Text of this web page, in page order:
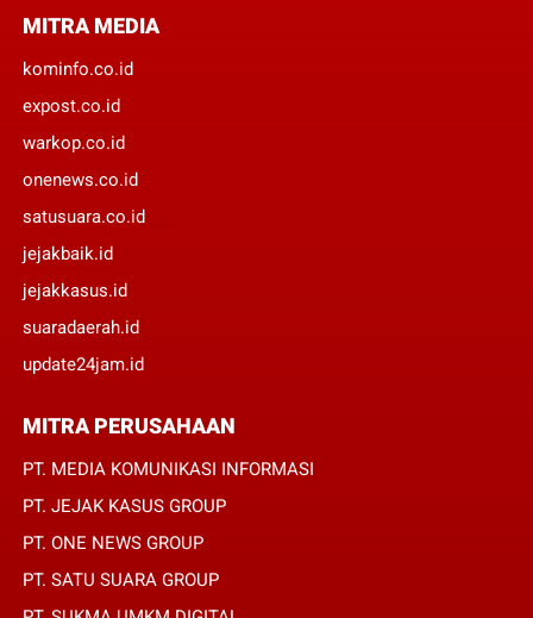
MITRA MEDIA
kominfo.co.id
expost.co.id
warkop.co.id
onenews.co.id
satusuara.co.id
jejakbaik.id
jejakkasus.id
suaradaerah.id
update24jam.id
MITRA PERUSAHAAN
PT. MEDIA KOMUNIKASI INFORMASI
PT. JEJAK KASUS GROUP
PT. ONE NEWS GROUP
PT. SATU SUARA GROUP